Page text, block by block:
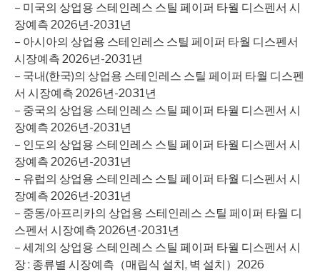
– 미국의 상업용 스테인레스 스틸 페이퍼 타월 디스펜서 시
장예측 2026년-2031년
– 아시아의 상업용 스테인레스 스틸 페이퍼 타월 디스펜서
시장예측 2026년-2031년
– 국내(한국)의 상업용 스테인레스 스틸 페이퍼 타월 디스펜
서 시장예측 2026년-2031년
– 중국의 상업용 스테인레스 스틸 페이퍼 타월 디스펜서 시
장예측 2026년-2031년
– 인도의 상업용 스테인레스 스틸 페이퍼 타월 디스펜서 시
장예측 2026년-2031년
– 유럽의 상업용 스테인레스 스틸 페이퍼 타월 디스펜서 시
장예측 2026년-2031년
– 중동/아프리카의 상업용 스테인레스 스틸 페이퍼 타월 디
스펜서 시장예측 2026년-2031년
– 세계의 상업용 스테인레스 스틸 페이퍼 타월 디스펜서 시
장 : 종류별 시장예측（매립식 설치, 벽 설치）2026